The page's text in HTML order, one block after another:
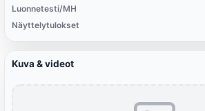
Luonnetesti/MH
Näyttelytulokset
Kuva & videot